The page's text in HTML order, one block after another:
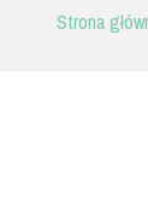
Strona